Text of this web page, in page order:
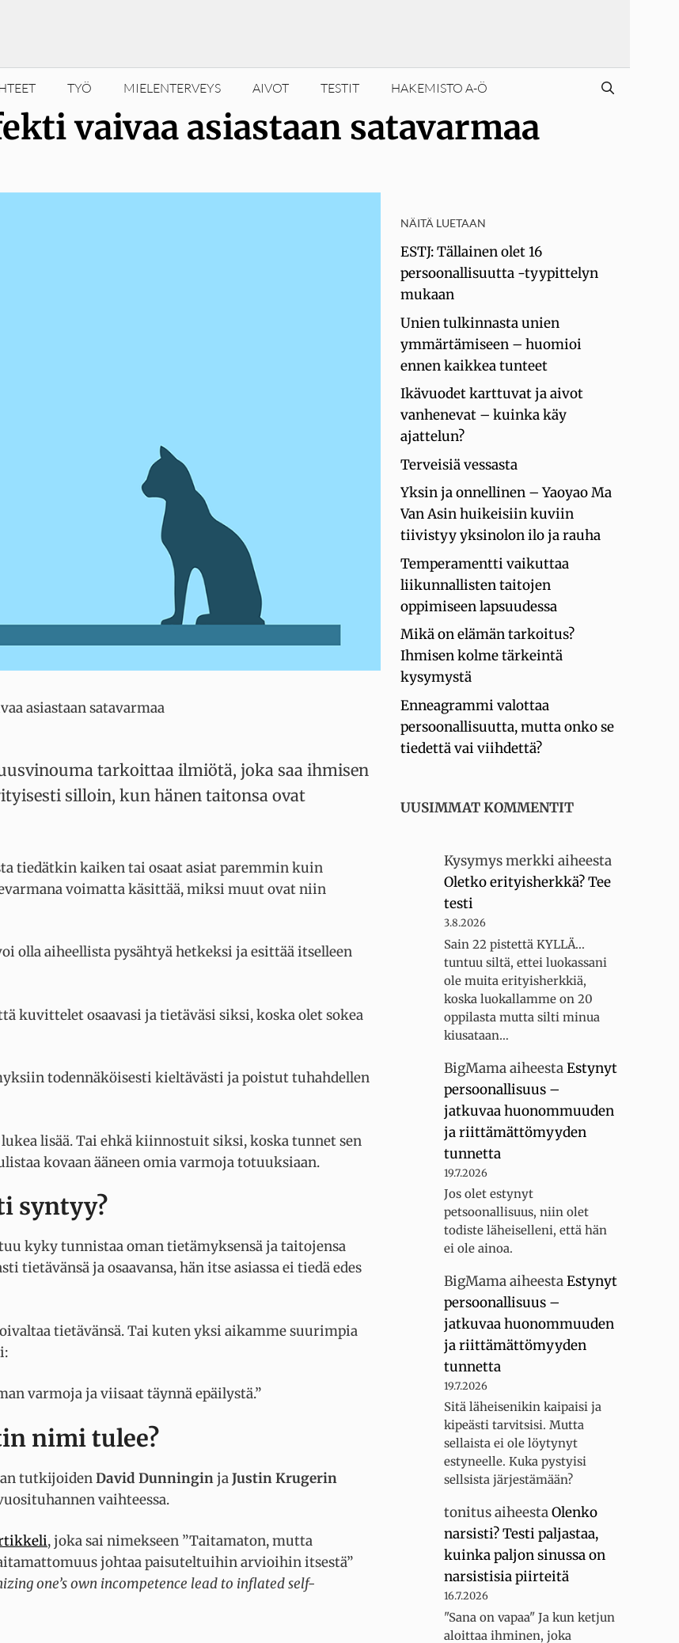
TYÖ MIELENTERVEYS AIVOT TESTIT HAKEMISTO A-Ö
vaivaa asiastaan satavarmaa
asiastaan satavarmaa
tarkoittaa ilmiötä, joka saa ihmisen
silloin, kun hänen taitonsa ovat
tiedätkin kaiken tai osaat asiat paremmin kuin
voimatta käsittää, miksi muut ovat niin
olla aiheellista pysähtyä hetkeksi ja esittää itselleen
kuvittelet osaavasi ja tietäväsi siksi, koska olet sokea
todennäköisesti kieltävästi ja poistut tuhahdellen
lisää. Tai ehkä kiinnostuit siksi, koska tunnet sen
kovaan ääneen omia varmoja totuuksiaan.
syntyy?
kyky tunnistaa oman tietämyksensä ja taitojensa
ja osaavansa, hän itse asiassa ei tiedä edes
tietävänsä. Tai kuten yksi aikamme suurimpia
varmoja ja viisaat täynnä epäilystä.”
nimi tulee?
tutkijoidenDavid DunninginjaJustinKrugerin
vaihteessa.
, joka sai nimekseen ”Taitamaton, mutta
johtaa paisuteltuihin arvioihin itsestä”
one’s own incompetence lead to inflated self-
NÄITÄ LUETAAN
ESTJ: Tällainen olet 16
persoonallisuutta -tyypittelyn
mukaan
Unien tulkinnasta unien
ymmärtämiseen – huomioi
ennen kaikkea tunteet
Ikävuodet karttuvat ja aivot
vanhenevat – kuinka käy
ajattelun?
Terveisiä vessasta
Yksin ja onnellinen – Yaoyao Ma
Van Asin huikeisiin kuviin
tiivistyy yksinolon ilo ja rauha
Temperamentti vaikuttaa
liikunnallisten taitojen
oppimiseen lapsuudessa
Mikä on elämän tarkoitus?
Ihmisen kolme tärkeintä
kysymystä
Enneagrammi valottaa
persoonallisuutta, mutta onko se
tiedettä vai viihdettä?
UUSIMMAT KOMMENTIT
Kysymys merkki aiheesta
Oletko erityisherkkä? Tee
testi
3.8.2026
Sain 22 pistettä KYLLÄ...
tuntuu siltä, ettei luokassani
ole muita erityisherkkiä,
koska luokallamme on 20
oppilasta mutta silti minua
kiusataan…
BigMamaaiheestaEstynyt
persoonallisuus –
jatkuvaa huonommuuden
ja riittämättömyyden
tunnetta
19.7.2026
Jos olet estynyt
petsoonallisuus, niin olet
todiste läheiselleni, että hän
ei ole ainoa.
BigMamaaiheestaEstynyt
persoonallisuus –
jatkuvaa huonommuuden
ja riittämättömyyden
tunnetta
19.7.2026
Sitä läheisenikin kaipaisi ja
kipeästi tarvitsisi. Mutta
sellaista ei ole löytynyt
estyneelle. Kuka pystyisi
sellsista järjestämään?
tonitusaiheestaOlenko
narsisti? Testi paljastaa,
kuinka paljon sinussa on
narsistisia piirteitä
16.7.2026
"Sana on vapaa" Ja kun ketjun
aloittaa ihminen, joka